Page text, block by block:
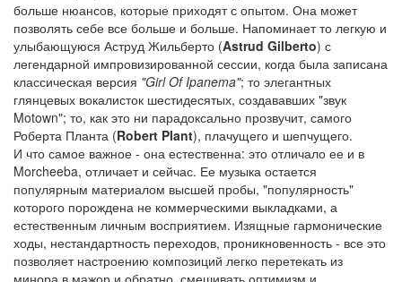
больше нюансов, которые приходят с опытом. Она может
позволять себе все больше и больше. Напоминает то легкую и
улыбающуюся Аструд Жильберто (Astrud Gilberto) с
легендарной импровизированной сессии, когда была записана
классическая версия "Girl Of Ipanema"; то элегантных
глянцевых вокалисток шестидесятых, создававших "звук
Motown"; то, как это ни парадоксально прозвучит, самого
Роберта Планта (Robert Plant), плачущего и шепчущего.
И что самое важное - она естественна: это отличало ее и в
Morcheeba, отличает и сейчас. Ее музыка остается
популярным материалом высшей пробы, "популярность"
которого порождена не коммерческими выкладками, а
естественным личным восприятием. Изящные гармонические
ходы, нестандартность переходов, проникновенность - все это
позволяет настроению композиций легко перетекать из
минора в мажор и обратно, смешивать оптимизм и